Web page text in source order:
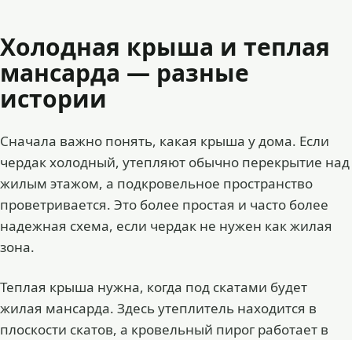
Холодная крыша и теплая
мансарда — разные
истории
Сначала важно понять, какая крыша у дома. Если
чердак холодный, утепляют обычно перекрытие над
жилым этажом, а подкровельное пространство
проветривается. Это более простая и часто более
надежная схема, если чердак не нужен как жилая
зона.
Теплая крыша нужна, когда под скатами будет
жилая мансарда. Здесь утеплитель находится в
плоскости скатов, а кровельный пирог работает в